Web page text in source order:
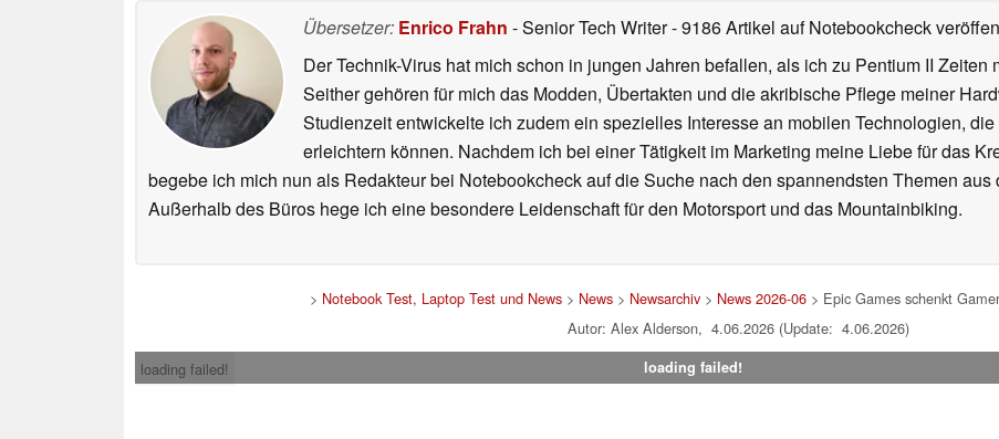
Übersetzer: Enrico Frahn - Senior Tech Writer- 9186 Artikel auf Notebookcheck
Der Technik-Virus hat mich schon in jungen Jahren befallen, als ich zu Pentium II
Seither gehören für mich das Modden, Übertakten und die akribische Pflege meiner
Studienzeit entwickelte ich zudem ein spezielles Interesse an mobilen Technologien,
erleichtern können. Nachdem ich bei einer Tätigkeit im Marketing meine Liebe für das
begebe ich mich nun als Redakteur bei Notebookcheck auf die Suche nach den spannendsten Themen
Außerhalb des Büros hege ich eine besondere Leidenschaft für den Motorsport und das Mountainbiking.
> Notebook Test, Laptop Test und News > News > Newsarchiv > News 2026-06 > Epic Games schenkt
Autor: Alex Alderson, 4.06.2026 (Update: 4.06.2026)
loading failed!
loading failed!